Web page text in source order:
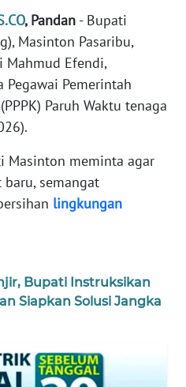
, Pandan - Bupati
Masinton Pasaribu,
Efendi,
Pemerintah
Paruh Waktu tenaga
Masinton meminta agar
semangat
lingkungan
Bupati Instruksikan
Siapkan Solusi Jangka